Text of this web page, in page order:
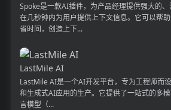
Spoke是一款AI插件，为产品经理提供强大的
在几秒钟内为用户提供上下文信息。它可以帮
省时间，创造上下...
LastMile AI
LastMile AI是一个AI开发平台，专为工程师而
和生成式AI应用的生产。它提供了一站式的多
言模型（...